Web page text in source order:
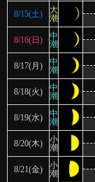
8/15(土)
大
潮
8/16(日)
中
潮
8/17(月)
中
潮
8/18(火)
中
潮
8/19(水)
中
潮
8/20(木)
小
潮
8/21(金)
小
潮